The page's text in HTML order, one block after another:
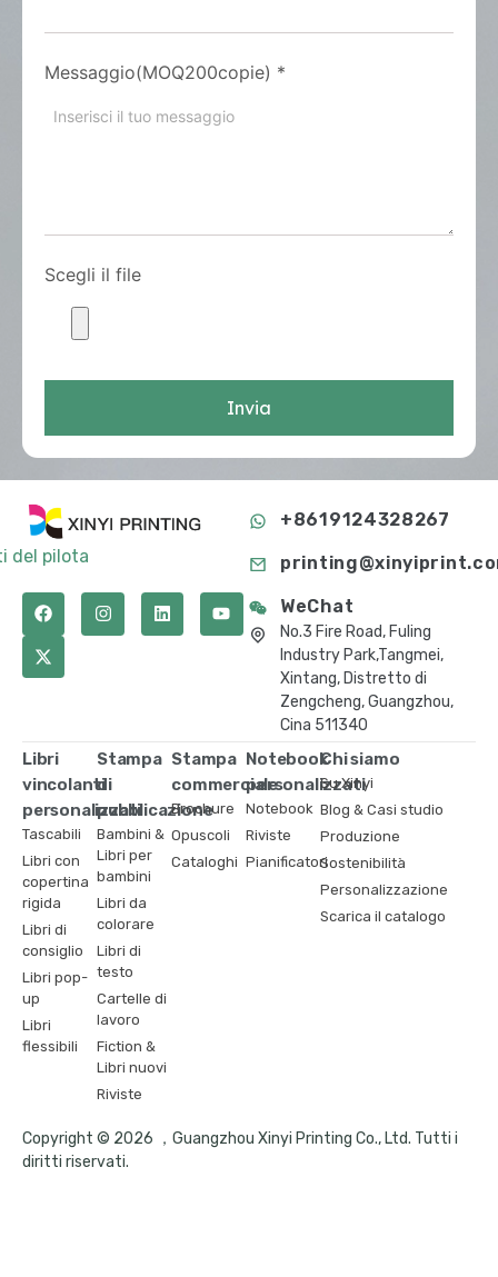
Messaggio(MOQ200copie) *
Scegli il file
Invia
del pilota
+8619124328267
WeChat
No.3 Fire Road, Fuling
Industry Park,Tangmei,
Xintang, Distretto di
Zengcheng, Guangzhou,
Cina 511340
Libri
vincolanti
personalizzati
Tascabili
Libri con
copertina
rigida
Libri di
consiglio
Libri pop-
up
Libri
flessibili
Stampa
di
pubblicazione
Bambini &
Libri per
bambini
Libri da
colorare
Libri di
testo
Cartelle di
lavoro
Fiction &
Libri nuovi
Riviste
Stampa
commerciale
Brochure
Opuscoli
Cataloghi
Notebook
personalizzati
Notebook
Riviste
Pianificatori
Chi siamo
Su Xinyi
Blog & Casi studio
Produzione
Sostenibilità
Personalizzazione
Scarica il catalogo
Copyright © 2026 ，Guangzhou Xinyi Printing Co., Ltd. Tutti i
diritti riservati.